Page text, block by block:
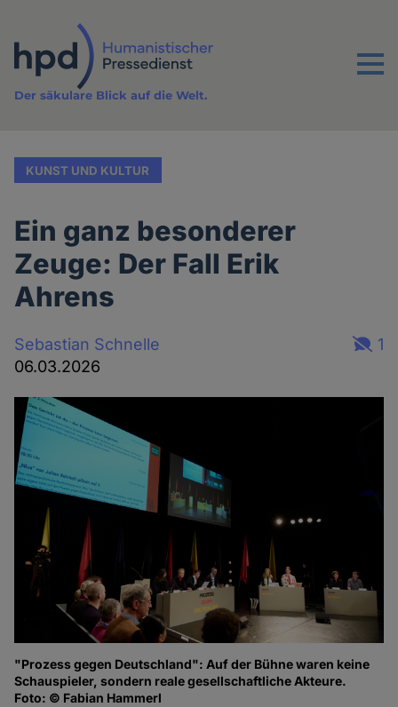
Inhalt
Menu
Der säkulare Blick auf die Welt.
KUNST UND KULTUR
Ein ganz besonderer
Zeuge: Der Fall Erik
Ahrens
Sebastian Schnelle
06.03.2026
1
"Prozess gegen Deutschland": Auf der Bühne waren keine
Schauspieler, sondern reale gesellschaftliche Akteure.
Foto: © Fabian Hammerl